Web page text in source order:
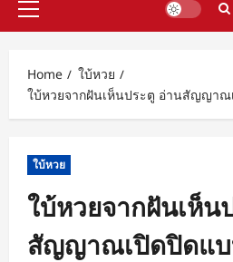
Primary
Home
ใบ้หวย
ใบ้หวยจากฝันเห็นประตู อ่านสัญญาณ
ใบ้หวย
ใบ้หวยจากฝันเห็น
สัญญาณเปิดปิดแบ